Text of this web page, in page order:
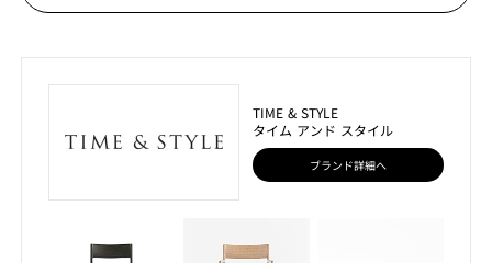
TIME & STYLE
タイム アンド スタイル
ブランド詳細へ